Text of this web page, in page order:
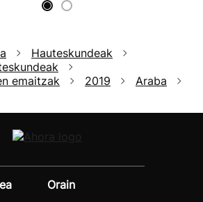
Hauteskundeak
emaitzak
2019
Araba
Orain